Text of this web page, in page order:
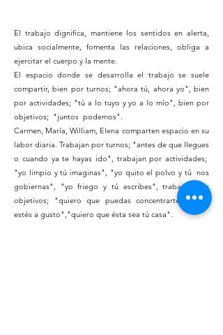
El trabajo dignifica, mantiene los sentidos en alerta,
ubica socialmente, fomenta las relaciones, obliga a
ejercitar el cuerpo y la mente.
El espacio donde se desarrolla el trabajo se suele
compartir, bien por turnos; "ahora tú, ahora yo", bien
por actividades; "tú a lo tuyo y yo a lo mío", bien por
objetivos; "juntos podemos".
Carmen, María, William, Elena comparten espacio en su
labor diaria. Trabajan por turnos; "antes de que llegues
o cuando ya te hayas ido", trabajan por actividades;
"yo limpio y tú imaginas", "yo quito el polvo y tú nos
gobiernas", "yo friego y tú escribes", trabajan por
objetivos; "quiero que puedas concentrarte", "que
estés a gusto","quiero que ésta sea tú casa".